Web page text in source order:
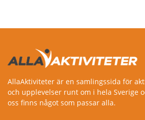
AllaAktiviteter är en samlingssida för
och upplevelser runt om i hela Sverige
oss finns något som passar alla.